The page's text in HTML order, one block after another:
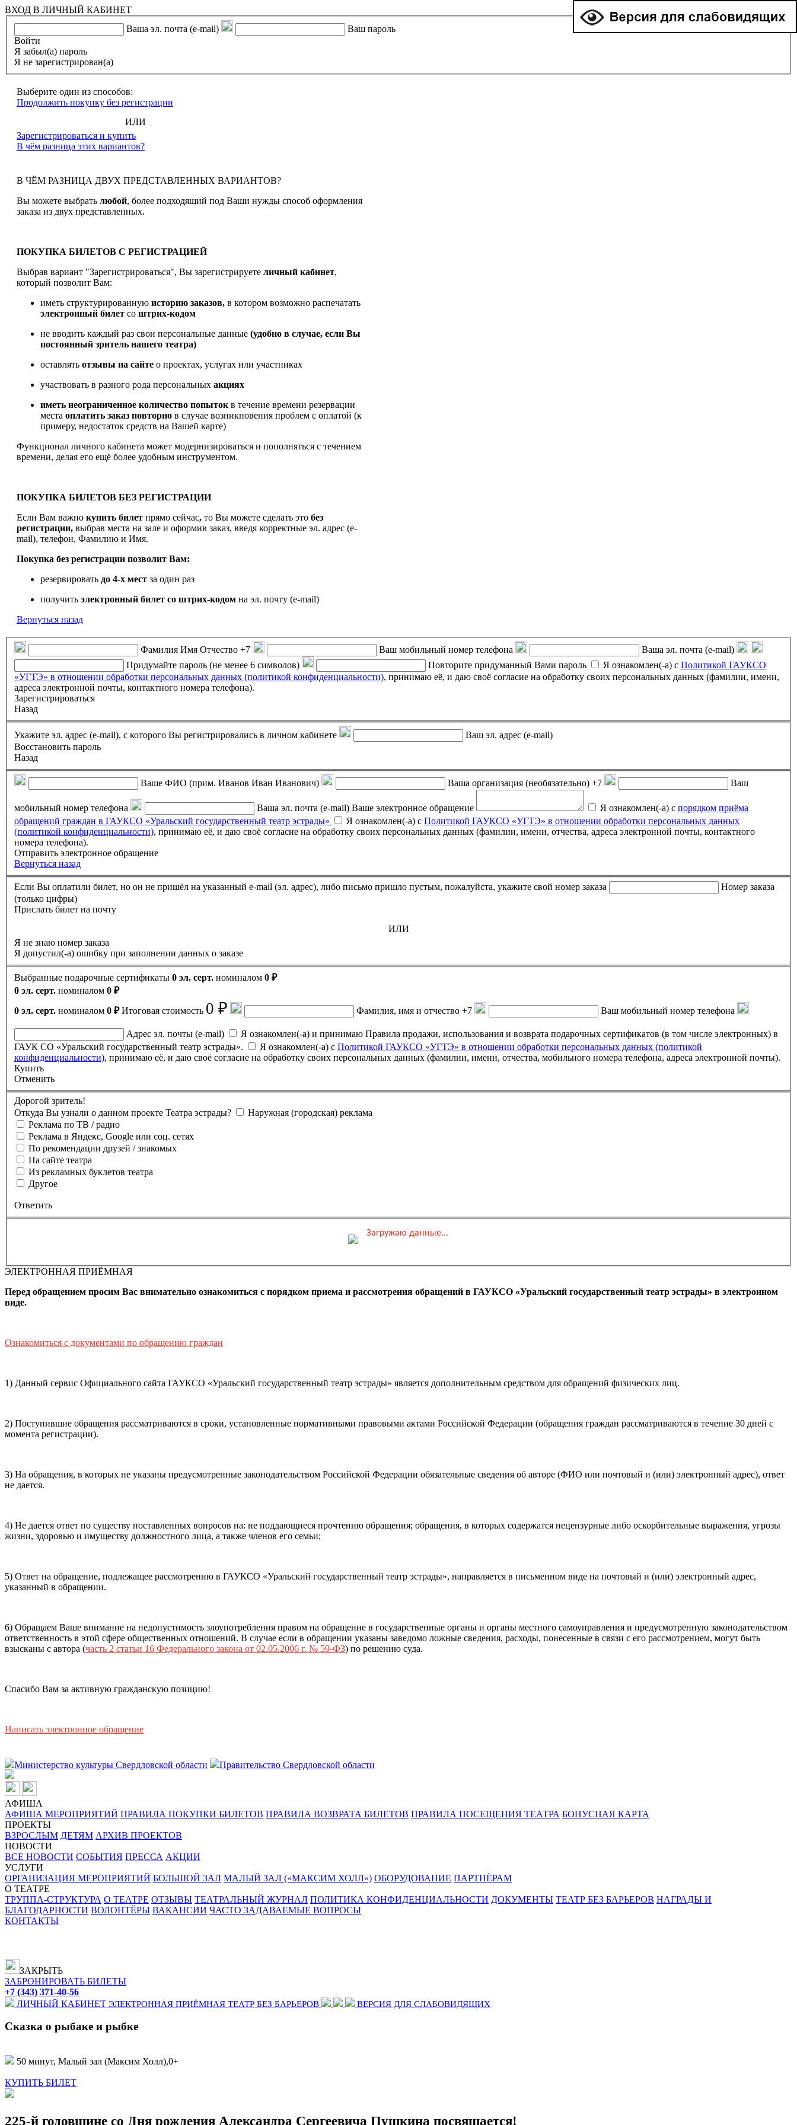
ВХОД В ЛИЧНЫЙ КАБИНЕТ
Ваша эл. почта (e-mail)
Ваш пароль
Войти
Я забыл(а) пароль
Я не зарегистрирован(а)
Выберите один из способов:
Продолжить покупку без регистрации
ИЛИ
Зарегистрироваться и купить
В чём разница этих вариантов?
В ЧЁМ РАЗНИЦА ДВУХ ПРЕДСТАВЛЕННЫХ ВАРИАНТОВ?
Вы можете выбрать любой, более подходящий под Ваши нужды способ оформления
заказа из двух представленных.
ПОКУПКА БИЛЕТОВ С РЕГИСТРАЦИЕЙ
Выбрав вариант "Зарегистрироваться", Вы зарегистрируете личный кабинет,
который позволит Вам:
иметь структурированную историю заказов, в котором возможно распечатать
электронный билет со штрих-кодом
не вводить каждый раз свои персональные данные (удобно в случае, если Вы
постоянный зритель нашего театра)
оставлять отзывы на сайте о проектах, услугах или участниках
участвовать в разного рода персональных акциях
иметь неограниченное количество попыток в течение времени резервации
места оплатить заказ повторно в случае возникновения проблем с оплатой (к
примеру, недостаток средств на Вашей карте)
Функционал личного кабинета может модернизироваться и пополняться с течением
времени, делая его ещё более удобным инструментом.
ПОКУПКА БИЛЕТОВ БЕЗ РЕГИСТРАЦИИ
Если Вам важно купить билет прямо сейчас, то Вы можете сделать это без
регистрации, выбрав места на зале и оформив заказ, введя корректные эл. адрес (e-
mail), телефон, Фамилию и Имя.
Покупка без регистрации позволит Вам:
резервировать до 4-х мест за один раз
получить электронный билет со штрих-кодом на эл. почту (e-mail)
Вернуться назад
Фамилия Имя Отчество +7 Ваш мобильный номер телефона
Ваша эл. почта (e-mail)
Придумайте пароль (не менее 6 символов)
Повторите придуманный Вами пароль Я ознакомлен(-а) с Политикой ГАУКСО
«УГТЭ» в отношении обработки персональных данных (политикой конфиденциальности), принимаю её, и даю своё согласие на обработку своих персональных данных (фамилии, имени,
адреса электронной почты, контактного номера телефона).
Зарегистрироваться
Назад
Укажите эл. адрес (e-mail), с которого Вы регистрировались в личном кабинете
Ваш эл. адрес (e-mail)
Восстановить пароль
Назад
Ваше ФИО (прим. Иванов Иван Иванович) Ваша организация (необязательно) +7 Ваш
мобильный номер телефона Ваша эл. почта (e-mail) Ваше электронное обращение Я ознакомлен(-а) с порядком приёма
обращений граждан в ГАУКСО «Уральский государственный театр эстрады»
Я ознакомлен(-а) с Политикой ГАУКСО «УГТЭ» в отношении обработки персональных данных
(политикой конфиденциальности), принимаю её, и даю своё согласие на обработку своих персональных данных (фамилии, имени, отчества, адреса электронной почты, контактного
номера телефона).
Отправить электронное обращение
Вернуться назад
Если Вы оплатили билет, но он не пришёл на указанный e-mail (эл. адрес), либо письмо пришло пустым, пожалуйста, укажите свой номер заказа
Номер заказа
(только цифры)
Прислать билет на почту
ИЛИ
Я не знаю номер заказа
Я допустил(-а) ошибку при заполнении данных о заказе
Выбранные подарочные сертификаты 0 эл. серт. номиналом 0 ₽
0 эл. серт. номиналом 0 ₽
0 эл. серт. номиналом 0 ₽ Итоговая стоимость 0 ₽ Фамилия, имя и отчество +7 Ваш мобильный номер телефона
Адрес эл. почты (e-mail)
Я ознакомлен(-а) и принимаю Правила продажи, использования и возврата подарочных сертификатов (в том числе электронных) в
ГАУК СО «Уральский государственный театр эстрады».
Я ознакомлен(-а) с Политикой ГАУКСО «УГТЭ» в отношении обработки персональных данных (политикой
конфиденциальности) , принимаю её, и даю своё согласие на обработку своих персональных данных (фамилии, имени, отчества, мобильного номера телефона, адреса электронной почты).
Купить
Отменить
Дорогой зритель!
Откуда Вы узнали о данном проекте Театра эстрады?
Наружная (городская) реклама
Реклама по ТВ / радио
Реклама в Яндекс, Google или соц. сетях
По рекомендации друзей / знакомых
На сайте театра
Из рекламных буклетов театра
Другое
Ответить
Загружаю данные...
Вы бронируете места наМероприятие состоится 0 ₽
Промокод
Применить
обработки персональных данных (политикой конфиденциальности) , принимаю её, и даю своё согласие на обработку своих персональных данных (фамилии, имени, адреса электронной
почты, контактного номера телефона).
ЭЛЕКТРОННАЯ ПРИЁМНАЯ
Перед обращением просим Вас внимательно ознакомиться с порядком приема и рассмотрения обращений в ГАУКСО «Уральский государственный театр эстрады» в электронном
виде.
Ознакомиться с документами по обращению граждан
1) Данный сервис Официального сайта ГАУКСО «Уральский государственный театр эстрады» является дополнительным средством для обращений физических лиц.
2) Поступившие обращения рассматриваются в сроки, установленные нормативными правовыми актами Российской Федерации (обращения граждан рассматриваются в течение 30 дней с
момента регистрации).
3) На обращения, в которых не указаны предусмотренные законодательством Российской Федерации обязательные сведения об авторе (ФИО или почтовый и (или) электронный адрес), ответ
не дается.
4) Не дается ответ по существу поставленных вопросов на: не поддающиеся прочтению обращения; обращения, в которых содержатся нецензурные либо оскорбительные выражения, угрозы
жизни, здоровью и имуществу должностного лица, а также членов его семьи;
5) Ответ на обращение, подлежащее рассмотрению в ГАУКСО «Уральский государственный театр эстрады», направляется в письменном виде на почтовый и (или) электронный адрес,
указанный в обращении.
6) Обращаем Ваше внимание на недопустимость злоупотребления правом на обращение в государственные органы и органы местного самоуправления и предусмотренную законодательством
ответственность в этой сфере общественных отношений. В случае если в обращении указаны заведомо ложные сведения, расходы, понесенные в связи с его рассмотрением, могут быть
взысканы с автора (часть 2 статьи 16 Федерального закона от 02.05.2006 г. № 59-ФЗ) по решению суда.
Спасибо Вам за активную гражданскую позицию!
Написать электронное обращение
Министерство культуры Свердловской области Правительство Свердловской области
АФИША
АФИША МЕРОПРИЯТИЙ ПРАВИЛА ПОКУПКИ БИЛЕТОВ ПРАВИЛА ВОЗВРАТА БИЛЕТОВ ПРАВИЛА ПОСЕЩЕНИЯ ТЕАТРА БОНУСНАЯ КАРТА
ПРОЕКТЫ
ВЗРОСЛЫМ ДЕТЯМ АРХИВ ПРОЕКТОВ
НОВОСТИ
ВСЕ НОВОСТИ СОБЫТИЯ ПРЕССА АКЦИИ
УСЛУГИ
ОРГАНИЗАЦИЯ МЕРОПРИЯТИЙ БОЛЬШОЙ ЗАЛ МАЛЫЙ ЗАЛ («МАКСИМ ХОЛЛ») ОБОРУДОВАНИЕ ПАРТНЁРАМ
О ТЕАТРЕ
ТРУППА-СТРУКТУРА О ТЕАТРЕ ОТЗЫВЫ ТЕАТРАЛЬНЫЙ ЖУРНАЛ ПОЛИТИКА КОНФИДЕНЦИАЛЬНОСТИ ДОКУМЕНТЫ ТЕАТР БЕЗ БАРЬЕРОВ НАГРАДЫ И
БЛАГОДАРНОСТИ ВОЛОНТЁРЫ ВАКАНСИИ ЧАСТО ЗАДАВАЕМЫЕ ВОПРОСЫ
КОНТАКТЫ
ЗАКРЫТЬ
ЗАБРОНИРОВАТЬ БИЛЕТЫ
+7 (343) 371-40-56
ЛИЧНЫЙ КАБИНЕТ ЭЛЕКТРОННАЯ ПРИЁМНАЯ ТЕАТР БЕЗ БАРЬЕРОВ ВЕРСИЯ ДЛЯ СЛАБОВИДЯЩИХ
Сказка о рыбаке и рыбке
50 минут, Малый зал (Максим Холл),0+
КУПИТЬ БИЛЕТ
225-й годовщине со Дня рождения Александра Сергеевича Пушкина посвящается!